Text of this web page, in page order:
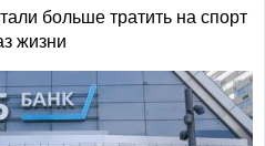
больше тратить на спорт
жизни